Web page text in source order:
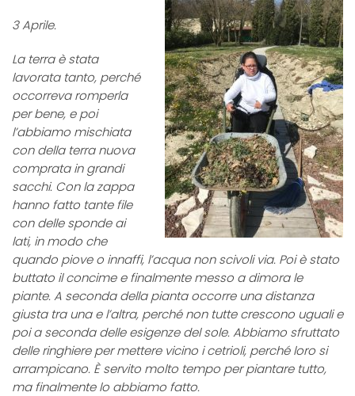
3 Aprile.
La terra è stata
lavorata tanto, perché
occorreva romperla
per bene, e poi
l’abbiamo mischiata
con della terra nuova
comprata in grandi
sacchi. Con la zappa
hanno fatto tante file
con delle sponde ai
lati, in modo che
quando piove o innaffi, l’acqua non scivoli via. Poi è stato
buttato il concime e finalmente messo a dimora le
piante. A seconda della pianta occorre una distanza
giusta tra una e l’altra, perché non tutte crescono uguali e
poi a seconda delle esigenze del sole. Abbiamo sfruttato
delle ringhiere per mettere vicino i cetrioli, perché loro si
arrampicano. È servito molto tempo per piantare tutto,
ma finalmente lo abbiamo fatto.